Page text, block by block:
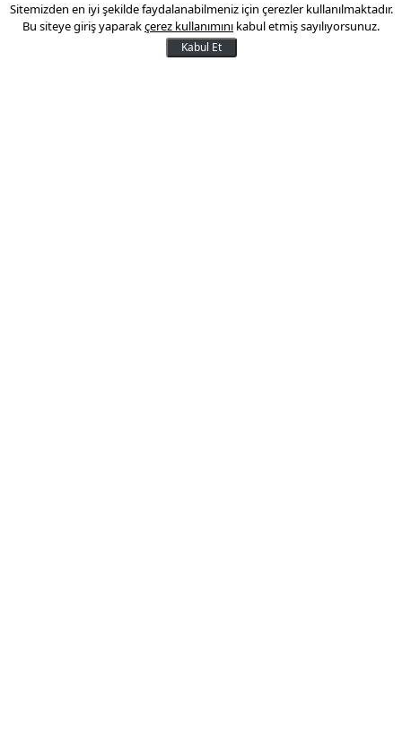
Erdoğan deprem konutlarının
fiyatını açıkladı: Peşin
Sitemizden en iyi şekilde faydalanabilmeniz için çerezler kullanılmaktadır.
Bu siteye giriş yaparakçerez kullanımını kabul etmiş sayılıyorsunuz.
Kabul Et